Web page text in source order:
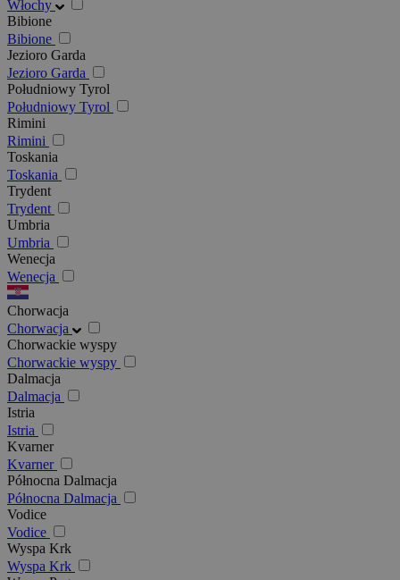
Włochy
Bibione
Bibione
Jezioro Garda
Jezioro Garda
Południowy Tyrol
Południowy Tyrol
Rimini
Rimini
Toskania
Toskania
Trydent
Trydent
Umbria
Umbria
Wenecja
Wenecja
Chorwacja
Chorwacja
Chorwackie wyspy
Chorwackie wyspy
Dalmacja
Dalmacja
Istria
Istria
Kvarner
Kvarner
Północna Dalmacja
Północna Dalmacja
Vodice
Vodice
Wyspa Krk
Wyspa Krk